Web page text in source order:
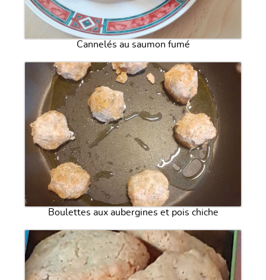
Cannelés au saumon fumé
Boulettes aux aubergines et pois chiche